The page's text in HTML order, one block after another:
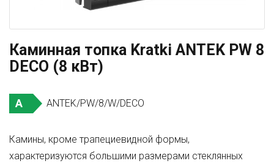
Каминная топка Kratki ANTEK PW 8
DECO (8 кВт)
A ANTEK/PW/8/W/DECO
Камины, кроме трапециевидной формы,
характеризуются большими размерами стеклянных